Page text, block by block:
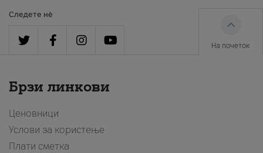
Следете нè
На почеток
Брзи линкови
Ценовници
Услови за користење
Плати сметка